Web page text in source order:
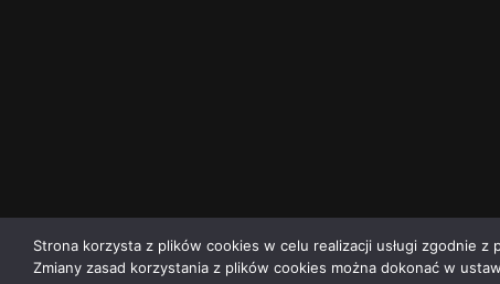
Strona korzysta z plików cookies w celu realizacji usługi zgodnie z
Zmiany zasad korzystania z plików cookies można dokonać w